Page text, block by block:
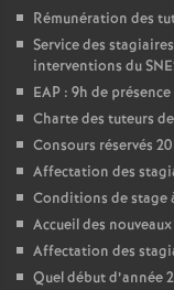
Rémunération des
Service des
interventions du
EAP : 9h de
Charte des tuteurs
Consours réservés
Affectation des
Conditions de stage
Accueil des
Affectation des
Quel début d’année